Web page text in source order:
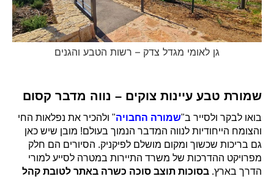
גן לאומי מגדל צדק – רשות הטבע והגנים
שמורת טבע עיינות צוקים – נווה מדבר קסום
בואו לבקר ולסייר ב"שמורה החבויה" ולהכיר את נפלאות החי
והצומח הייחודיות לנווה המדבר הנמוך בעולם! מובן שיש כאן
גם בריכות שכשוך ומקום מושלם לפיקניק. הסיורים הם חלק
מפרויקט ההדרכות של משרד התיירות במטרה לסייע למורי
הדרך בארץ. בסוכות תוצב סוכה כשרה באתר לטובת קהל